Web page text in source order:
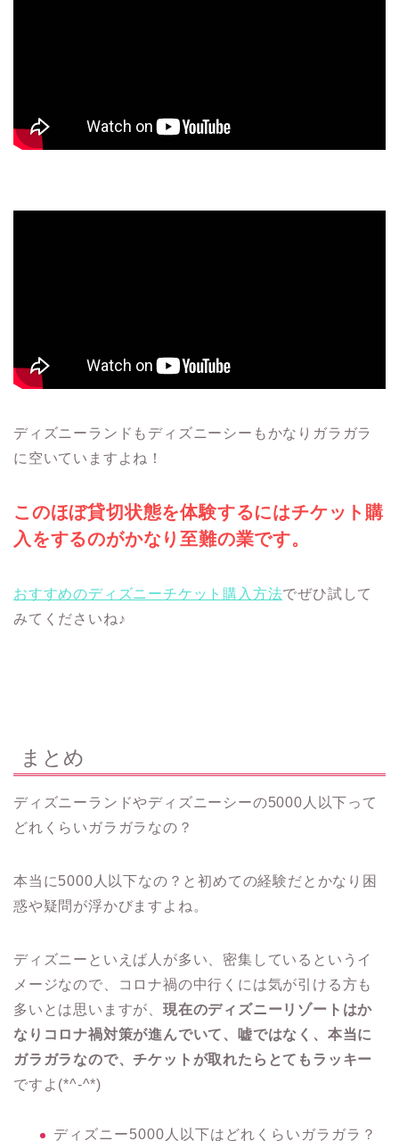
ディズニーランドもディズニーシーもかなりガラガラ
に空いていますよね！
このほぼ貸切状態を体験するにはチケット購
入をするのがかなり至難の業です。
おすすめのディズニーチケット購入方法でぜひ試して
みてくださいね♪
まとめ
ディズニーランドやディズニーシーの5000人以下って
どれくらいガラガラなの？
本当に5000人以下なの？と初めての経験だとかなり困
惑や疑問が浮かびますよね。
ディズニーといえば人が多い、密集しているというイ
メージなので、コロナ禍の中行くには気が引ける方も
多いとは思いますが、 現在のディズニーリゾートはか
なりコロナ禍対策が進んでいて、嘘ではなく、本当に
ガラガラなので、チケットが取れたらとてもラッキー
ですよ(*^-^*)
ディズニー5000人以下はどれくらいガラガラ？